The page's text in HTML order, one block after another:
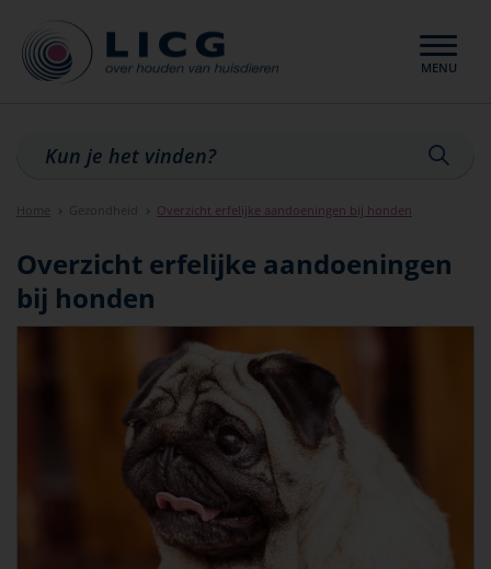
MENU
Sluiten
Home Gezondheid Overzicht erfelijke aandoeningen bij honden
Overzicht erfelijke aandoeningen
bij honden